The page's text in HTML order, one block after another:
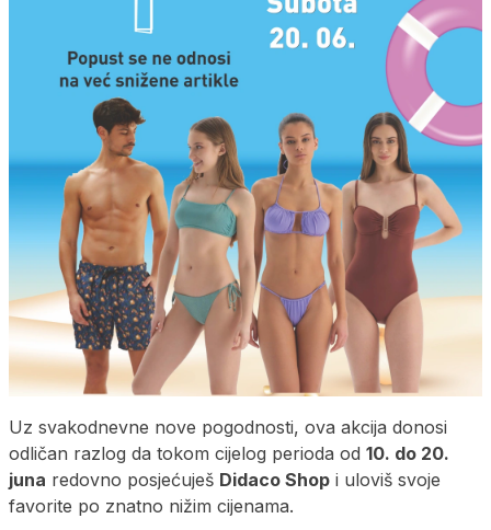
Uz svakodnevne nove pogodnosti, ova akcija donosi
odličan razlog da tokom cijelog perioda od 10. do 20.
juna redovno posjećuješ Didaco Shop i uloviš svoje
favorite po znatno nižim cijenama.